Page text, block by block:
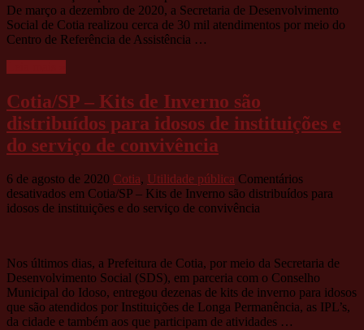
De março a dezembro de 2020, a Secretaria de Desenvolvimento
Social de Cotia realizou cerca de 30 mil atendimentos por meio do
Centro de Referência de Assistência …
Cotia/SP – Kits de Inverno são
distribuídos para idosos de instituições e
do serviço de convivência
6 de agosto de 2020 Cotia, Utilidade pública Comentários
desativados em Cotia/SP – Kits de Inverno são distribuídos para
idosos de instituições e do serviço de convivência
Nos últimos dias, a Prefeitura de Cotia, por meio da Secretaria de
Desenvolvimento Social (SDS), em parceria com o Conselho
Municipal do Idoso, entregou dezenas de kits de inverno para idosos
que são atendidos por Instituições de Longa Permanência, as IPL’s,
da cidade e também aos que participam de atividades …